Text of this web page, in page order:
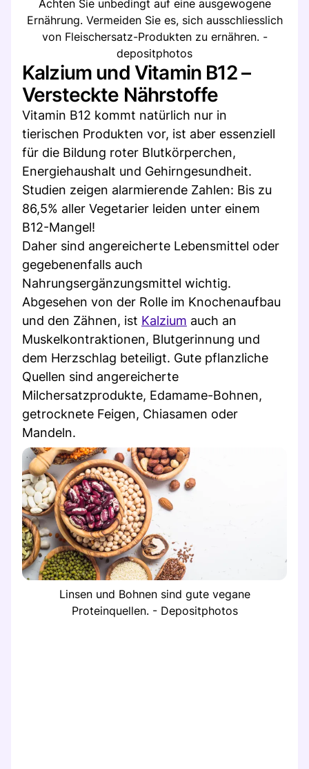
Achten Sie unbedingt auf eine ausgewogene
Ernährung. Vermeiden Sie es, sich ausschliesslich
von Fleischersatz-Produkten zu ernähren. -
depositphotos
Kalzium und Vitamin B12 –
Versteckte Nährstoffe
Vitamin B12 kommt natürlich nur in
tierischen Produkten vor, ist aber essenziell
für die Bildung roter Blutkörperchen,
Energiehaushalt und Gehirngesundheit.
Studien zeigen alarmierende Zahlen: Bis zu
86,5% aller Vegetarier leiden unter einem
B12-Mangel!
Daher sind angereicherte Lebensmittel oder
gegebenenfalls auch
Nahrungsergänzungsmittel wichtig.
Abgesehen von der Rolle im Knochenaufbau
und den Zähnen, ist Kalzium auch an
Muskelkontraktionen, Blutgerinnung und
dem Herzschlag beteiligt. Gute pflanzliche
Quellen sind angereicherte
Milchersatzprodukte, Edamame-Bohnen,
getrocknete Feigen, Chiasamen oder
Mandeln.
Linsen und Bohnen sind gute vegane
Proteinquellen. - Depositphotos